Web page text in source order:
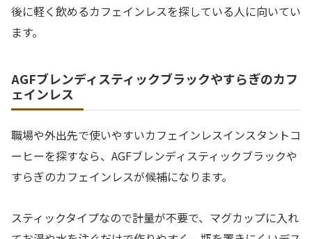
後に軽く飲めるカフェインレスを探している人に向いてい
ます。
AGFブレンディスティックブラックやすらぎのカフ
ェインレス
職場や外出先で使いやすいカフェインレスインスタントコ
ーヒーを探すなら、AGFブレンディスティックブラックや
すらぎのカフェインレスが候補になります。
スティックタイプなので計量が不要で、マグカップに入れ